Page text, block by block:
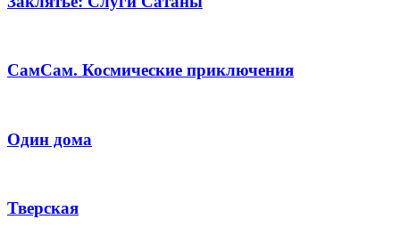
СамСам. Космические приключения
Один дома
Тверская